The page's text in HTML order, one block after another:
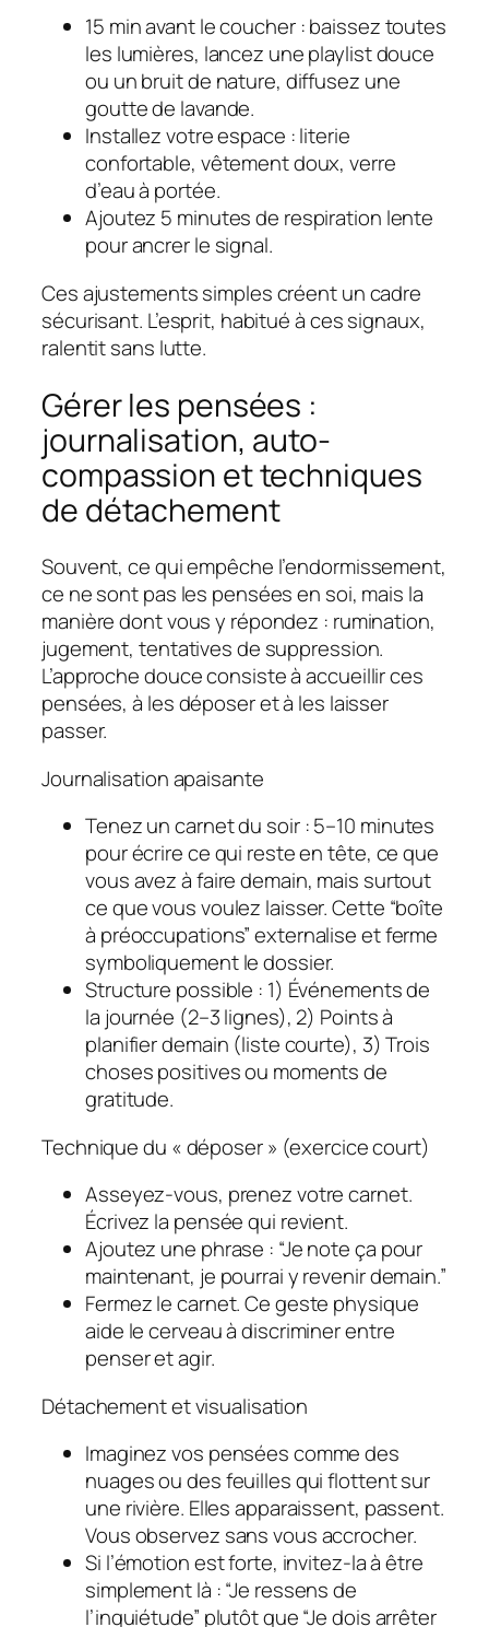
15 min avant le coucher : baissez toutes
les lumières, lancez une playlist douce
ou un bruit de nature, diffusez une
goutte de lavande.
Installez votre espace : literie
confortable, vêtement doux, verre
d’eau à portée.
Ajoutez 5 minutes de respiration lente
pour ancrer le signal.
Ces ajustements simples créent un cadre
sécurisant. L’esprit, habitué à ces signaux,
ralentit sans lutte.
Gérer les pensées :
journalisation, auto-
compassion et techniques
de détachement
Souvent, ce qui empêche l’endormissement,
ce ne sont pas les pensées en soi, mais la
manière dont vous y répondez : rumination,
jugement, tentatives de suppression.
L’approche douce consiste àaccueillirces
pensées, à les déposer et à les laisser
passer.
Journalisation apaisante
Tenez uncarnet du soir: 5–10 minutes
pour écrire ce qui reste en tête, ce que
vous avez à faire demain, mais surtout
ce que vous voulez laisser. Cette “boîte
à préoccupations” externalise et ferme
symboliquement le dossier.
Structure possible : 1) Événements de
la journée (2–3 lignes), 2) Points à
planifier demain (liste courte), 3) Trois
choses positives ou moments de
gratitude.
Technique du « déposer » (exercice court)
Asseyez-vous, prenez votre carnet.
Écrivez la pensée qui revient.
Ajoutez une phrase : “Je note ça pour
maintenant, je pourrai y revenir demain.”
Fermez le carnet. Ce geste physique
aide le cerveau à discriminer entre
penser et agir.
Détachement et visualisation
Imaginez vos pensées comme des
nuages ou des feuilles qui flottent sur
une rivière. Elles apparaissent, passent.
Vous observez sans vous accrocher.
Si l’émotion est forte, invitez-la à être
simplement là : “Je ressens de
l’inquiétude” plutôt que “Je dois arrêter